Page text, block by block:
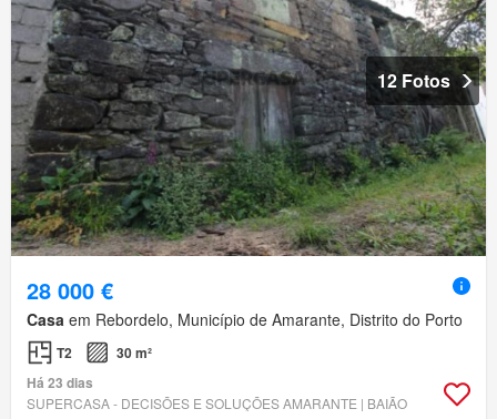
12 Fotos
28 000 €
Casa em Rebordelo, Município de Amarante, Distrito do Porto
T2
30 m²
Há 23 dias
SUPERCASA - DECISÕES E SOLUÇÕES AMARANTE | BAIÃO